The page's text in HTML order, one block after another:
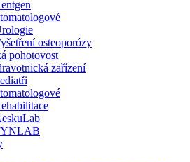
osteoporózy
pohotovost
zařízení